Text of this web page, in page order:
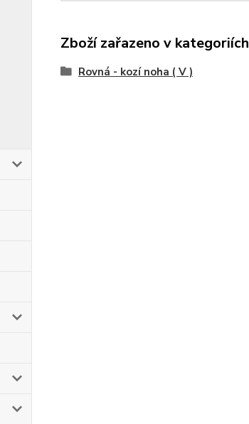
Zboží zařazeno v kategoriích
Rovná - kozí noha ( V )